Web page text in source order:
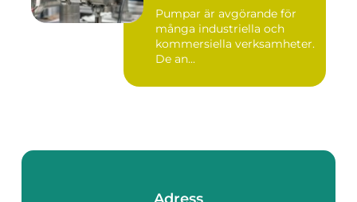
Pumpar är avgörande för
många industriella och
kommersiella verksamheter.
De an...